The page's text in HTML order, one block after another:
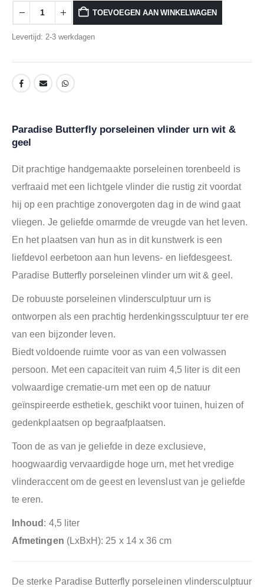
TOEVOEGEN AAN WINKELWAGEN
Levertijd: 2-3 werkdagen
Paradise Butterfly porseleinen vlinder urn wit &
geel
Dit prachtige handgemaakte porseleinen torenbeeld is
verfraaid met een lichtgele vlinder die rustig zit voordat
hij op een prachtige zonovergoten dag in de wind gaat
vliegen. Je geliefde omarmde de vreugde van het leven.
En het plaatsen van hun as in dit kunstwerk is een
liefdevol eerbetoon aan hun levens- en liefdesgeest.
Paradise Butterfly porseleinen vlinder urn wit & geel.
De robuuste porseleinen vlindersculptuur urn is
ontworpen als een prachtig herdenkingssculptuur ter ere
van een bijzonder leven.
Biedt voldoende ruimte voor as van een volwassen
persoon. Met een capaciteit van ruim 4,5 liter is dit een
volwaardige crematie-urn met een op de natuur
geïnspireerde esthetiek, geschikt voor tuinen, huizen of
gedenkplaatsen op begraafplaatsen.
Toon de as van je geliefde in deze exclusieve,
hoogwaardig vervaardigde hoge urn, met het vredige
vlinderaccent om de geest en levenslust van je geliefde
te eren.
Inhoud : 4,5 liter
Afmetingen (LxBxH): 25 x 14 x 36 cm
De sterke Paradise Butterfly porseleinen vlindersculptuur